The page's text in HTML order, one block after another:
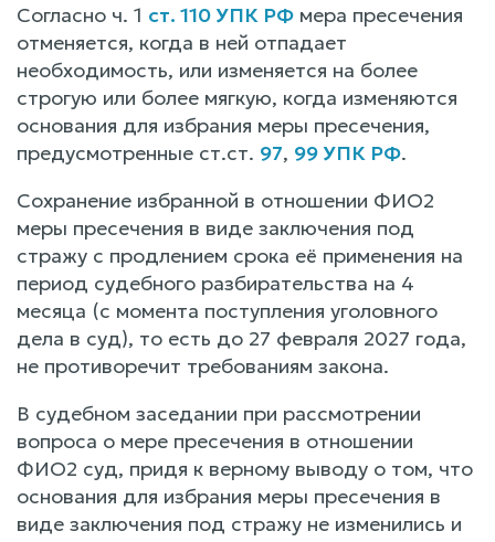
Согласно ч. 1 ст. 110 УПК РФ мера пресечения
отменяется, когда в ней отпадает
необходимость, или изменяется на более
строгую или более мягкую, когда изменяются
основания для избрания меры пресечения,
предусмотренные ст.ст. 97, 99 УПК РФ.
Сохранение избранной в отношении ФИО2
меры пресечения в виде заключения под
стражу с продлением срока её применения на
период судебного разбирательства на 4
месяца (с момента поступления уголовного
дела в суд), то есть до 27 февраля 2027 года,
не противоречит требованиям закона.
В судебном заседании при рассмотрении
вопроса о мере пресечения в отношении
ФИО2 суд, придя к верному выводу о том, что
основания для избрания меры пресечения в
виде заключения под стражу не изменились и